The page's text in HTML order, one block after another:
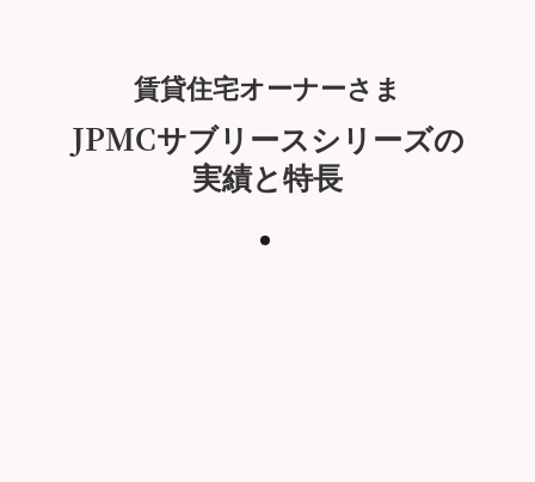
賃貸住宅オーナーさま
JPMCサブリースシリーズの
実績と特長